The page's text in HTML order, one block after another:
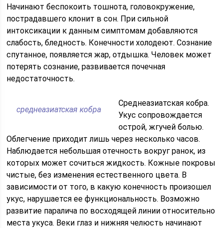
Начинают беспокоить тошнота, головокружение,
пострадавшего клонит в сон. При сильной
интоксикации к данным симптомам добавляются
слабость, бледность. Конечности холодеют. Сознание
спутанное, появляется жар, отдышка. Человек может
потерять сознание, развивается почечная
недостаточность.
среднеазиатская кобра
Среднеазиатская кобра.
Укус сопровождается
острой, жгучей болью.
Облегчение приходит лишь через несколько часов.
Наблюдается небольшая отечность вокруг ранок, из
которых может сочиться жидкость. Кожные покровы
чистые, без изменения естественного цвета. В
зависимости от того, в какую конечность произошел
укус, нарушается ее функциональность. Возможно
развитие паралича по восходящей линии относительно
места укуса. Веки глаз и нижняя челюсть начинают